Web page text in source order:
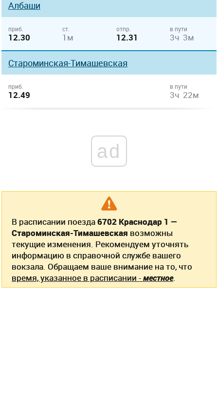
Албаши
приб.
12.30
ст.
1м
отпр.
12.31
в пути
3ч 3м
Староминская-Тимашевская
приб.
12.49
в пути
3ч 22м
ad
В расписании поезда6702 Краснодар 1 —
Староминская-Тимашевская возможны
текущие изменения. Рекомендуем уточнять
информацию в справочной службе вашего
вокзала. Обращаем ваше внимание на то, что
время, указанное в расписании -местное.